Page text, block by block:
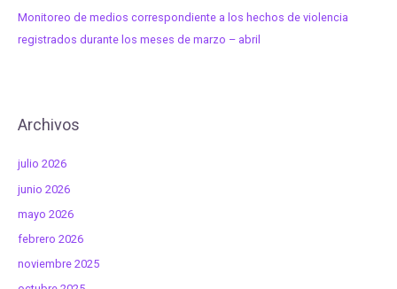
Monitoreo de medios correspondiente a los hechos de violencia
registrados durante los meses de marzo – abril
Archivos
julio 2026
junio 2026
mayo 2026
febrero 2026
noviembre 2025